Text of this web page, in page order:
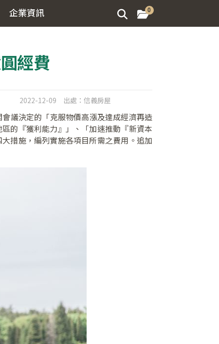
企業資訊 0
經費
2022-12-09 出處： 信義房屋
議決定的「克服物價高漲及達成經濟再造
的『獲利能力』」、「加速推動『新資本
措施，編列實施各項目所需之費用。追加